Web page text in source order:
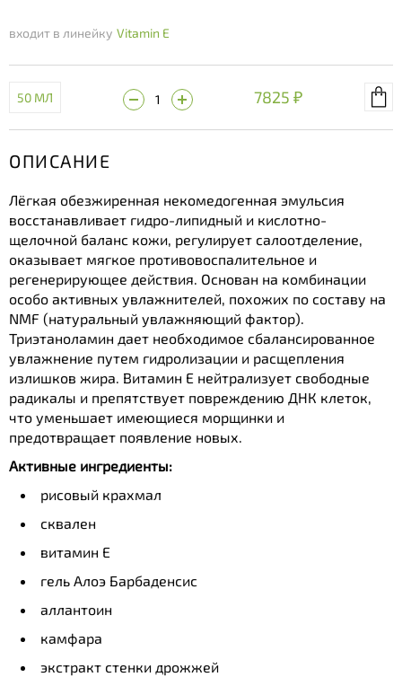
входит в линейку Vitamin E
50 МЛ 7825 ₽
ОПИСАНИЕ
Лёгкая обезжиренная некомедогенная эмульсия
восстанавливает гидро-липидный и кислотно-
щелочной баланс кожи, регулирует салоотделение,
оказывает мягкое противовоспалительное и
регенерирующее действия. Основан на комбинации
особо активных увлажнителей, похожих по составу на
NMF (натуральный увлажняющий фактор).
Триэтаноламин дает необходимое сбалансированное
увлажнение путем гидролизации и расщепления
излишков жира. Витамин Е нейтрализует свободные
радикалы и препятствует повреждению ДНК клеток,
что уменьшает имеющиеся морщинки и
предотвращает появление новых.
Активные ингредиенты:
рисовый крахмал
сквален
витамин Е
гель Алоэ Барбаденсис
аллантоин
камфара
экстракт стенки дрожжей